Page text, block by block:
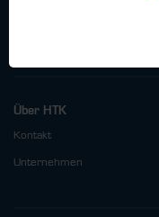
Über HTK
Kontakt
Unternehmen